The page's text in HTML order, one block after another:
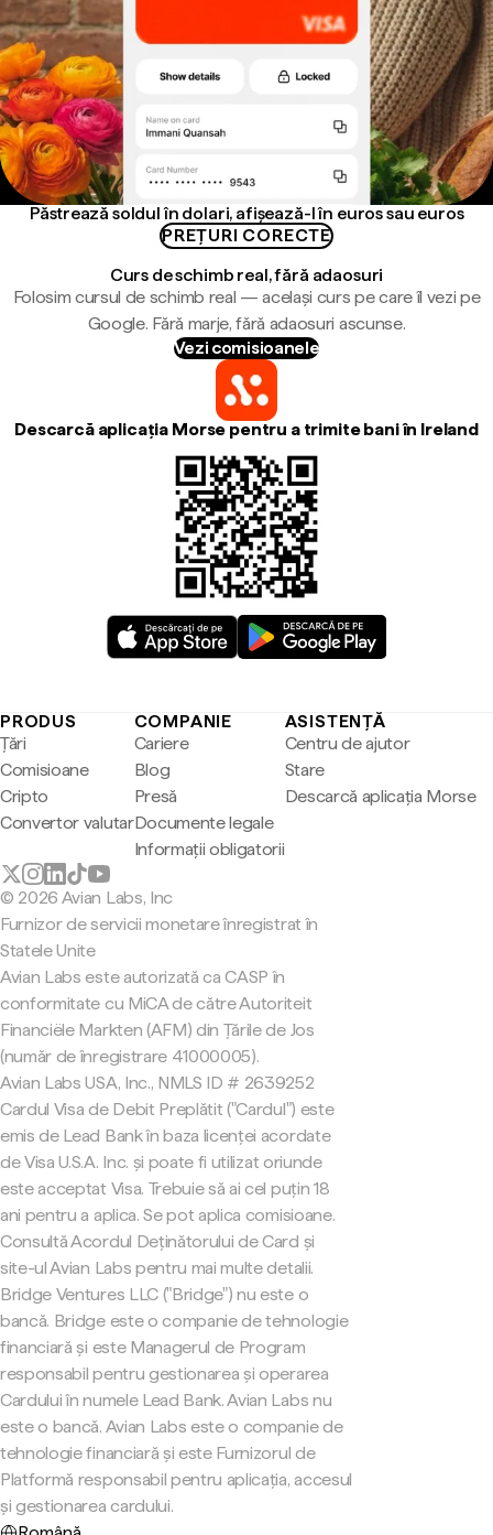
Păstrează soldul în dolari, afișează-l în euros sau euros
PREȚURI CORECTE
Curs de schimb real, fără adaosuri
Folosim cursul de schimb real — același curs pe care îl vezi pe
Google. Fără marje, fără adaosuri ascunse.
Vezi comisioanele
Descarcă aplicația Morse pentru a trimite bani în Ireland
PRODUS
Țări
Comisioane
Cripto
Convertor valutar
COMPANIE
Cariere
Blog
Presă
Documente legale
Informații obligatorii
ASISTENȚĂ
Centru de ajutor
Stare
Descarcă aplicația Morse
© 2026 Avian Labs, Inc
Furnizor de servicii monetare înregistrat în
Statele Unite
Avian Labs este autorizată ca CASP în
conformitate cu MiCA de către Autoriteit
Financiële Markten (AFM) din Țările de Jos
(număr de înregistrare 41000005).
Avian Labs USA, Inc., NMLS ID # 2639252
Cardul Visa de Debit Preplătit ("Cardul") este
emis de Lead Bank în baza licenței acordate
de Visa U.S.A. Inc. și poate fi utilizat oriunde
este acceptat Visa. Trebuie să ai cel puțin 18
ani pentru a aplica. Se pot aplica comisioane.
Consultă Acordul Deținătorului de Card și
site-ul Avian Labs pentru mai multe detalii.
Bridge Ventures LLC ("Bridge") nu este o
bancă. Bridge este o companie de tehnologie
financiară și este Managerul de Program
responsabil pentru gestionarea și operarea
Cardului în numele Lead Bank. Avian Labs nu
este o bancă. Avian Labs este o companie de
tehnologie financiară și este Furnizorul de
Platformă responsabil pentru aplicația, accesul
și gestionarea cardului.